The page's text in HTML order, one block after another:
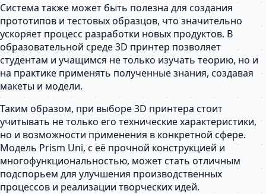
Система также может быть полезна для создания
прототипов и тестовых образцов, что значительно
ускоряет процесс разработки новых продуктов. В
образовательной среде 3D принтер позволяет
студентам и учащимся не только изучать теорию, но и
на практике применять полученные знания, создавая
макеты и модели.
Таким образом, при выборе 3D принтера стоит
учитывать не только его технические характеристики,
но и возможности применения в конкретной сфере.
Модель Prism Uni, с её прочной конструкцией и
многофункциональностью, может стать отличным
подспорьем для улучшения производственных
процессов и реализации творческих идей.